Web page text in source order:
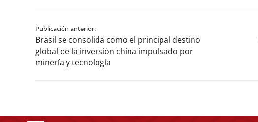
Publicación anterior:
Brasil se consolida como el principal destino
global de la inversión china impulsado por
minería y tecnología